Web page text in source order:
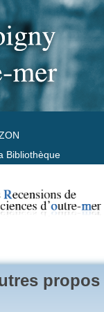
Bibliothèque
propos